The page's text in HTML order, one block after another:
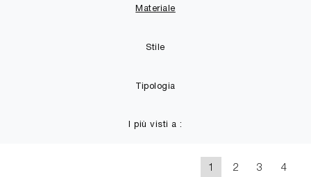
Materiale
Stile
Tipologia
I più visti a :
1 2 3 4